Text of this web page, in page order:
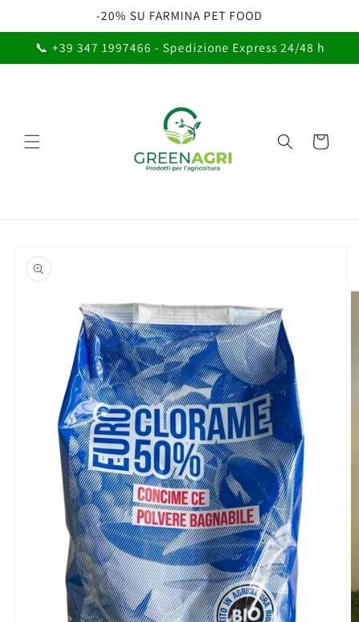
ai contenuti
-20% SU FARMINA PET FOOD
📞 +39 347 1997466 - Spedizione Express 24/48 h
Carrello
informazioni
sul prodotto